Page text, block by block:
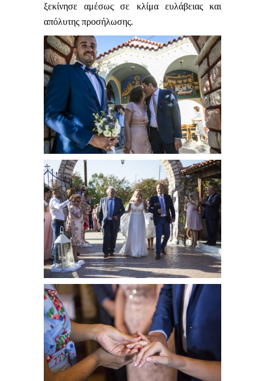
ξεκίνησε αμέσως σε κλίμα ευλάβειας και
απόλυτης προσήλωσης.